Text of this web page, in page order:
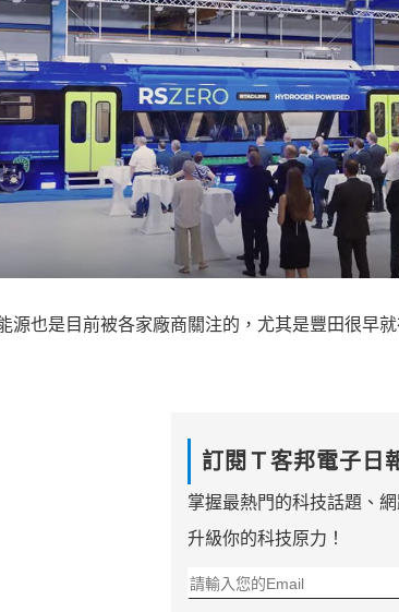
源也是目前被各家廠商關注的，尤其是豐田很早
訂閱Ｔ客邦電子日
掌握最熱門的科技話題、網
升級你的科技原力！